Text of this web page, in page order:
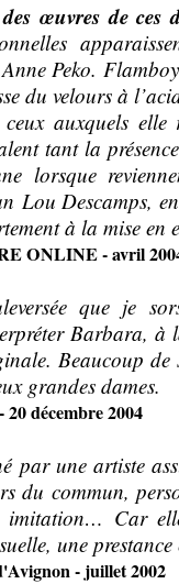
œuvres de ces
Peko.
du velours à
auxquels elle
tant la
lorsque
Lou Descamps,
à la mise en
ONLINE - avril
que je
Barbara, à
Beaucoup de
grandes dames.
décembre 2004
par une artiste
du commun,
imitation… Car
une
- juillet 2002